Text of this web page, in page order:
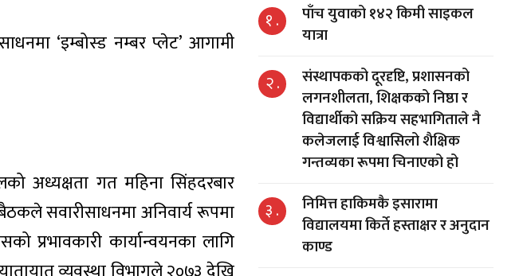
‘इम्बोस्ड नम्बर प्लेट’ आगामी
अध्यक्षता गत महिना सिंहदरबार
सवारीसाधनमा अनिवार्य रूपमा
प्रभावकारी कार्यान्वयनका लागि
१ .
पाँच युवाको १४२ किमी साइकल
यात्रा
२ .
संस्थापकको दूरदृष्टि, प्रशासनको
लगनशीलता, शिक्षकको निष्ठा र
विद्यार्थीको सक्रिय सहभागिताले नै
कलेजलाई विश्वासिलो शैक्षिक
गन्तव्यका रूपमा चिनाएको हो
३ .
निमित्त हाकिमकै इसारामा
विद्यालयमा किर्ते हस्ताक्षर र अनुदान
काण्ड